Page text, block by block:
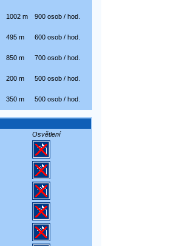
1002 m 900 osob / hod.
495 m 600 osob / hod.
850 m 700 osob / hod.
200 m 500 osob / hod.
350 m 500 osob / hod.
Osvětlení